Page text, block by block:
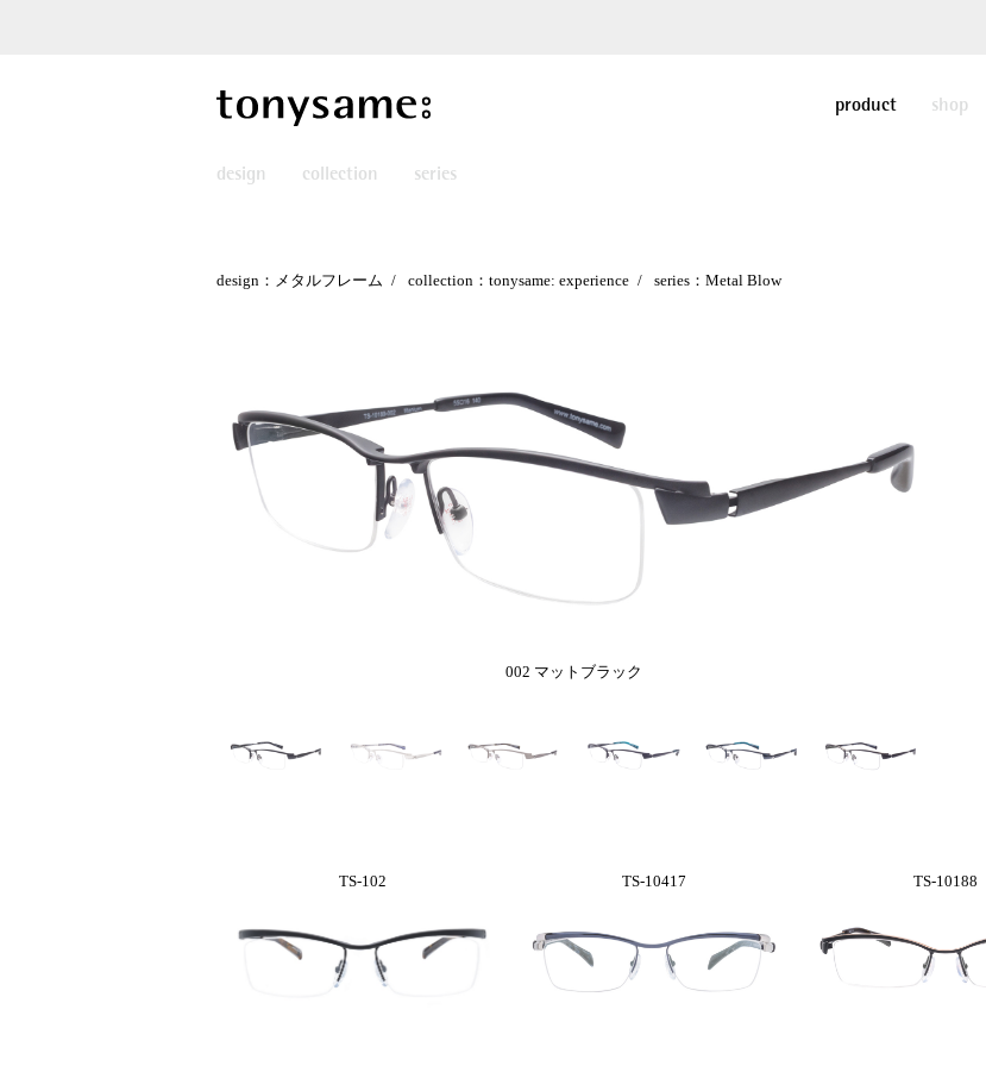
product shop
design collection series
design：メタルフレーム collection：tonysame: experience series：Metal Blow
002 マットブラック
TS-102 TS-10417 TS-10188